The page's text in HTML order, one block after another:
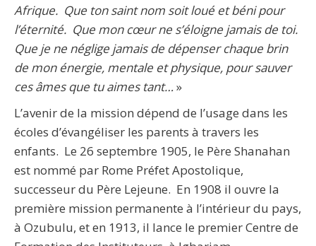
Afrique. Que ton saint nom soit loué et béni pour
l’éternité. Que mon cœur ne s’éloigne jamais de toi.
Que je ne néglige jamais de dépenser chaque brin
de mon énergie, mentale et physique, pour sauver
ces âmes que tu aimes tant…»
L’avenir de la mission dépend de l’usage dans les
écoles d’évangéliser les parents à travers les
enfants. Le 26 septembre 1905, le Père Shanahan
est nommé par Rome Préfet Apostolique,
successeur du Père Lejeune. En 1908 il ouvre la
première mission permanente à l’intérieur du pays,
à Ozubulu, et en 1913, il lance le premier Centre de